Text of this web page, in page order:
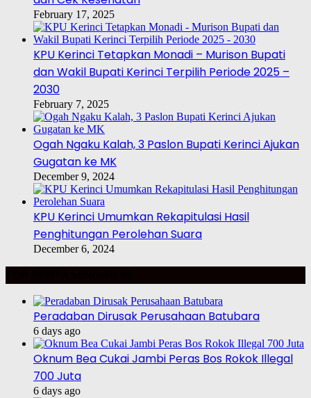
February 17, 2025
KPU Kerinci Tetapkan Monadi – Murison Bupati
dan Wakil Bupati Kerinci Terpilih Periode 2025 –
2030
February 7, 2025
Ogah Ngaku Kalah, 3 Paslon Bupati Kerinci Ajukan
Gugatan ke MK
December 9, 2024
KPU Kerinci Umumkan Rekapitulasi Hasil
Penghitungan Perolehan Suara
December 6, 2024
Peradaban Dirusak Perusahaan Batubara
6 days ago
Oknum Bea Cukai Jambi Peras Bos Rokok Illegal
700 Juta
6 days ago